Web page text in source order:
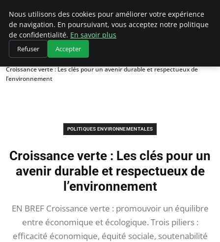
Climategatecountryclub.com
Accueil
Politiques environnementales
Croissance verte : Les clés pour un avenir durable et respectueux de
l’environnement
POLITIQUES ENVIRONNEMENTALES
Croissance verte : Les clés pour un
avenir durable et respectueux de
l’environnement
EN BREF Croissance verte : promouvoir un équilibre
entre économique et écologique. Trois piliers :
efficacité économique, équité sociale, soutenabilité
Nous utilisons des cookies pour améliorer votre expérience
de navigation. En poursuivant, vous acceptez notre politique
de confidentialité. En savoir plus
Refuser Accepter